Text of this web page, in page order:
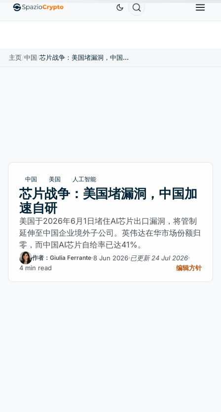
EthereumETHUS$1,880.58 Tether USDTUS$0.9991 BNB
主页/中国/ 芯片战争：美国堵漏洞，中国加速自研
中国 美国 人工智能
芯片战争：美国堵漏洞，中国加
速自研
美国于2026年6月1日堵住AI芯片出口漏洞，将管制
延伸至中国企业境外子公司。英伟达在华市场份额归
零，而中国AI芯片自给率已达41%。
作者：Giulia Ferrante 8 Jun 2026 已更新 24 Jul 2026
4 min read
编辑方针